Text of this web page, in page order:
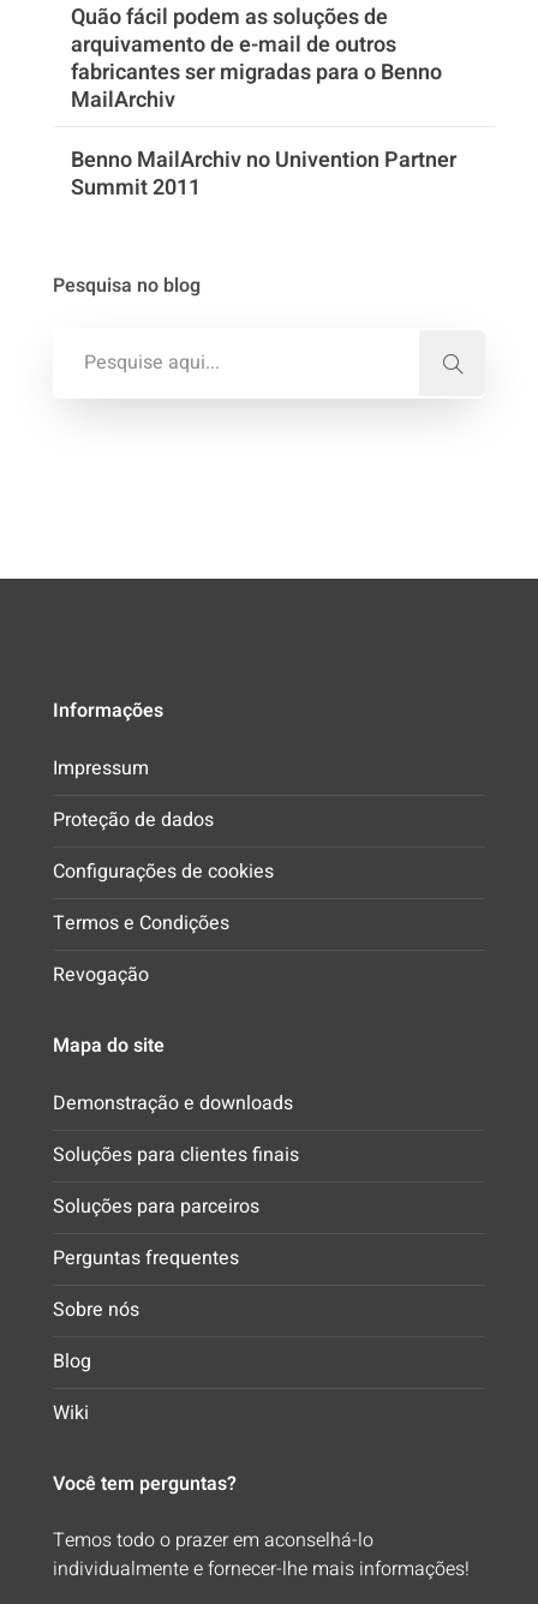
Quão fácil podem as soluções de
arquivamento de e-mail de outros
fabricantes ser migradas para o Benno
MailArchiv
Benno MailArchiv no Univention Partner
Summit 2011
Pesquisa no blog
Informações
Impressum
Proteção de dados
Configurações de cookies
Termos e Condições
Revogação
Mapa do site
Demonstração e downloads
Soluções para clientes finais
Soluções para parceiros
Perguntas frequentes
Sobre nós
Blog
Wiki
Você tem perguntas?
Temos todo o prazer em aconselhá-lo
individualmente e fornecer-lhe mais informações!